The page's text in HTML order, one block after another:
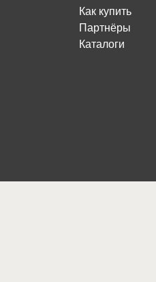
Как купить
Партнёры
Каталоги